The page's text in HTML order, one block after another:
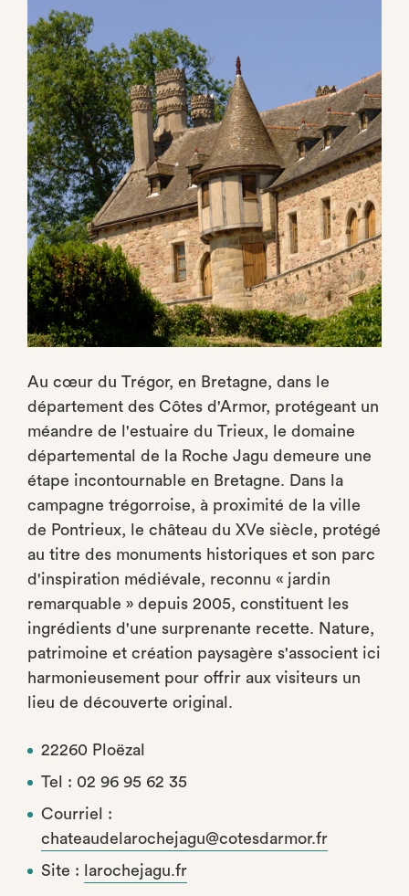
Au cœur du Trégor, en Bretagne, dans le
département des Côtes d'Armor, protégeant un
méandre de l'estuaire du Trieux, le domaine
départemental de la Roche Jagu demeure une
étape incontournable en Bretagne. Dans la
campagne trégorroise, à proximité de la ville
de Pontrieux, le château du XVe siècle, protégé
au titre des monuments historiques et son parc
d'inspiration médiévale, reconnu « jardin
remarquable » depuis 2005, constituent les
ingrédients d'une surprenante recette. Nature,
patrimoine et création paysagère s'associent ici
harmonieusement pour offrir aux visiteurs un
lieu de découverte original.
22260 Ploëzal
Tel : 02 96 95 62 35
Courriel :
chateaudelarochejagu@cotesdarmor.fr
Site :
larochejagu.fr